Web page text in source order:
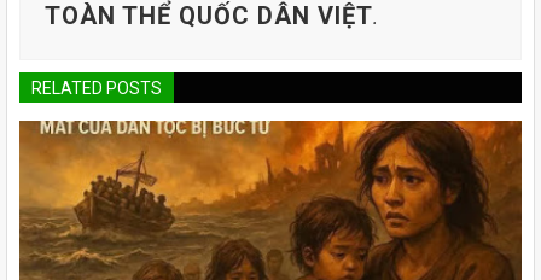
TOÀN THỂ QUỐC DÂN VIỆT.
RELATED POSTS